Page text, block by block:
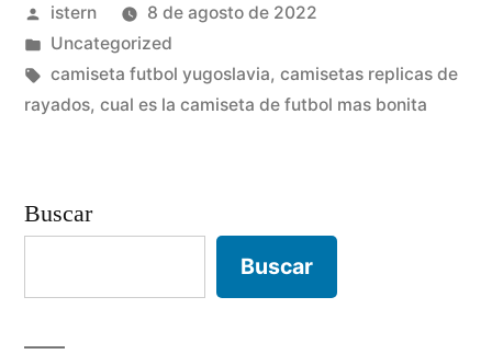
futbol
baratas
contrareembolso»
Publicado
por
istern
8 de agosto de 2022
Publicado
en
Uncategorized
Etiquetas:
camiseta futbol yugoslavia, camisetas replicas de
rayados, cual es la camiseta de futbol mas bonita
Buscar
Buscar